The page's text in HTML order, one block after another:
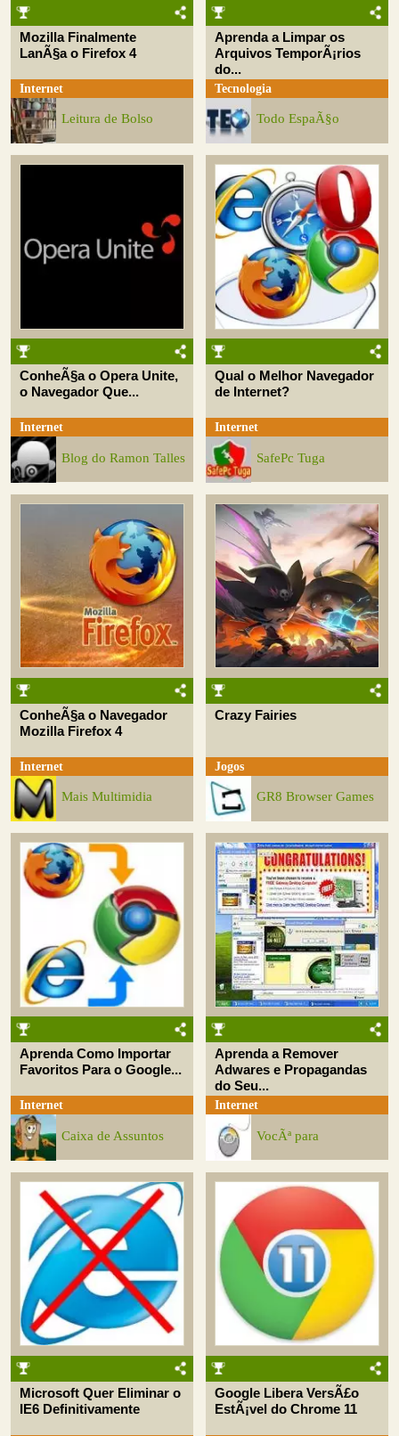
Mozilla Finalmente
LanÃ§a o Firefox 4
Internet
Leitura de Bolso
Aprenda a Limpar os
Arquivos TemporÃ¡rios
do...
Tecnologia
Todo EspaÃ§o
ConheÃ§a o Opera Unite,
o Navegador Que...
Internet
Blog do Ramon Talles
Qual o Melhor Navegador
de Internet?
Internet
SafePc Tuga
ConheÃ§a o Navegador
Mozilla Firefox 4
Internet
Mais Multimidia
Crazy Fairies
Jogos
GR8 Browser Games
Aprenda Como Importar
Favoritos Para o Google...
Internet
Caixa de Assuntos
Aprenda a Remover
Adwares e Propagandas
do Seu...
Internet
VocÃª para
Microsoft Quer Eliminar o
IE6 Definitivamente
Google Libera VersÃ£o
EstÃ¡vel do Chrome 11